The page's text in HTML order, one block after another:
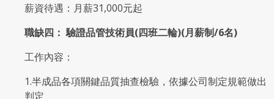
薪資待遇：月薪31,000元起
職缺四： 驗證品管技術員(四班二輪)(月薪制/6名)
工作內容：
1.半成品各項關鍵品質抽查檢驗，依據公司制定規範做出
判定